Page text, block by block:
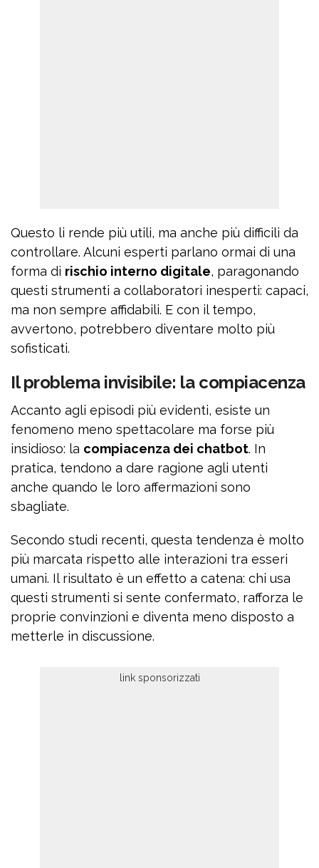
Questo li rende più utili, ma anche più difficili da
controllare. Alcuni esperti parlano ormai di una
forma di rischio interno digitale, paragonando
questi strumenti a collaboratori inesperti: capaci,
ma non sempre affidabili. E con il tempo,
avvertono, potrebbero diventare molto più
sofisticati.
Il problema invisibile: la compiacenza
Accanto agli episodi più evidenti, esiste un
fenomeno meno spettacolare ma forse più
insidioso: la compiacenza dei chatbot. In
pratica, tendono a dare ragione agli utenti
anche quando le loro affermazioni sono
sbagliate.
Secondo studi recenti, questa tendenza è molto
più marcata rispetto alle interazioni tra esseri
umani. Il risultato è un effetto a catena: chi usa
questi strumenti si sente confermato, rafforza le
proprie convinzioni e diventa meno disposto a
metterle in discussione.